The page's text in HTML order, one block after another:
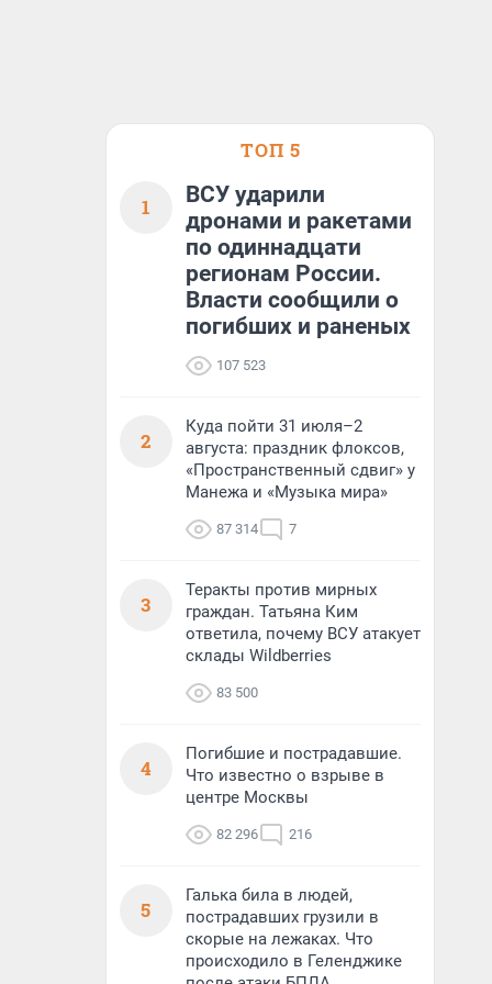
ТОП 5
1
ВСУ ударили
дронами и ракетами
по одиннадцати
регионам России.
Власти сообщили о
погибших и раненых
107 523
2
Куда пойти 31 июля–2
августа: праздник флоксов,
«Пространственный сдвиг» у
Манежа и «Музыка мира»
87 314 7
3
Теракты против мирных
граждан. Татьяна Ким
ответила, почему ВСУ атакует
склады Wildberries
83 500
4
Погибшие и пострадавшие.
Что известно о взрыве в
центре Москвы
82 296 216
5
Галька била в людей,
пострадавших грузили в
скорые на лежаках. Что
происходило в Геленджике